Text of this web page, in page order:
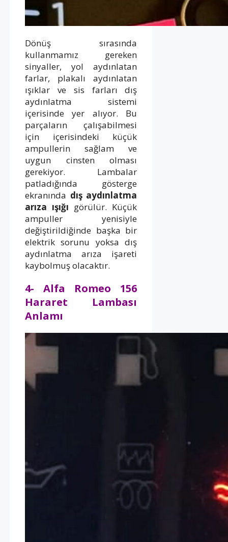
Dönüş sırasında
kullanmamız gereken
sinyaller, yol aydınlatan
farlar, plakalı aydınlatan
ışıklar ve sis farları dış
aydınlatma sistemi
içerisinde yer alıyor. Bu
parçaların çalışabilmesi
için içerisindeki küçük
ampullerin sağlam ve
uygun cinsten olması
gerekiyor. Lambalar
patladığında gösterge
ekranında dış aydınlatma
arıza ışığı görülür. Küçük
ampuller yenisiyle
değiştirildiğinde başka bir
elektrik sorunu yoksa dış
aydınlatma arıza işareti
kaybolmuş olacaktır.
4- Alfa Romeo 156
Hararet Lambası
Anlamı